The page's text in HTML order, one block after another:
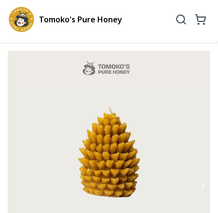
Tomoko's Pure Honey